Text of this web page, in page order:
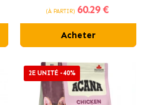
Chats Stérilisés avec Saumon
(À PARTIR) 60.29 €
Acheter
2E UNITÉ -40%